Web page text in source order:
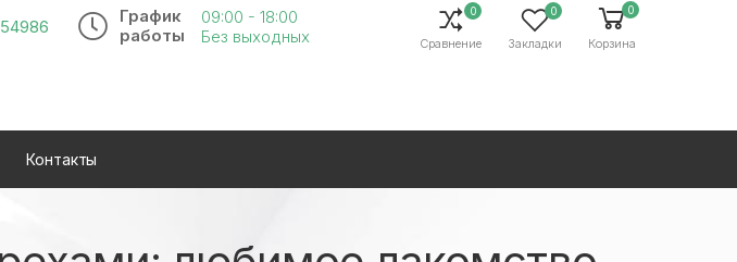
График
работы
09:00 - 18:00
Без выходных
0
Сравнение
0
Закладки
0
Корзина
Контакты